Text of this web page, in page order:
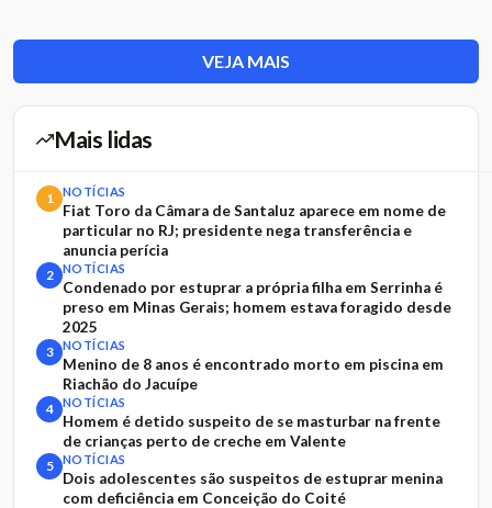
VEJA MAIS
Mais lidas
1 NOTÍCIAS
Fiat Toro da Câmara de Santaluz aparece em nome de
particular no RJ; presidente nega transferência e
anuncia perícia
2 NOTÍCIAS
Condenado por estuprar a própria filha em Serrinha é
preso em Minas Gerais; homem estava foragido desde
2025
3 NOTÍCIAS
Menino de 8 anos é encontrado morto em piscina em
Riachão do Jacuípe
4 NOTÍCIAS
Homem é detido suspeito de se masturbar na frente
de crianças perto de creche em Valente
5 NOTÍCIAS
Dois adolescentes são suspeitos de estuprar menina
com deficiência em Conceição do Coité